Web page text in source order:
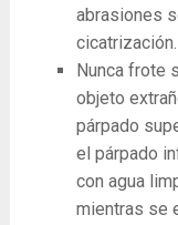
abrasiones
cicatrización.
Nunca frote
objeto
párpado
el párpado
con agua
mientras se